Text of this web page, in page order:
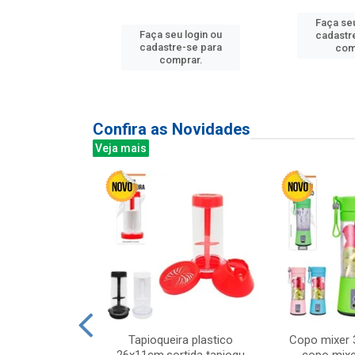
Faça seu login ou
cadastre-se para
comprar.
Faça
Confira as Novidades
Veja mais
Tapioqueira plastico
Copo mixer